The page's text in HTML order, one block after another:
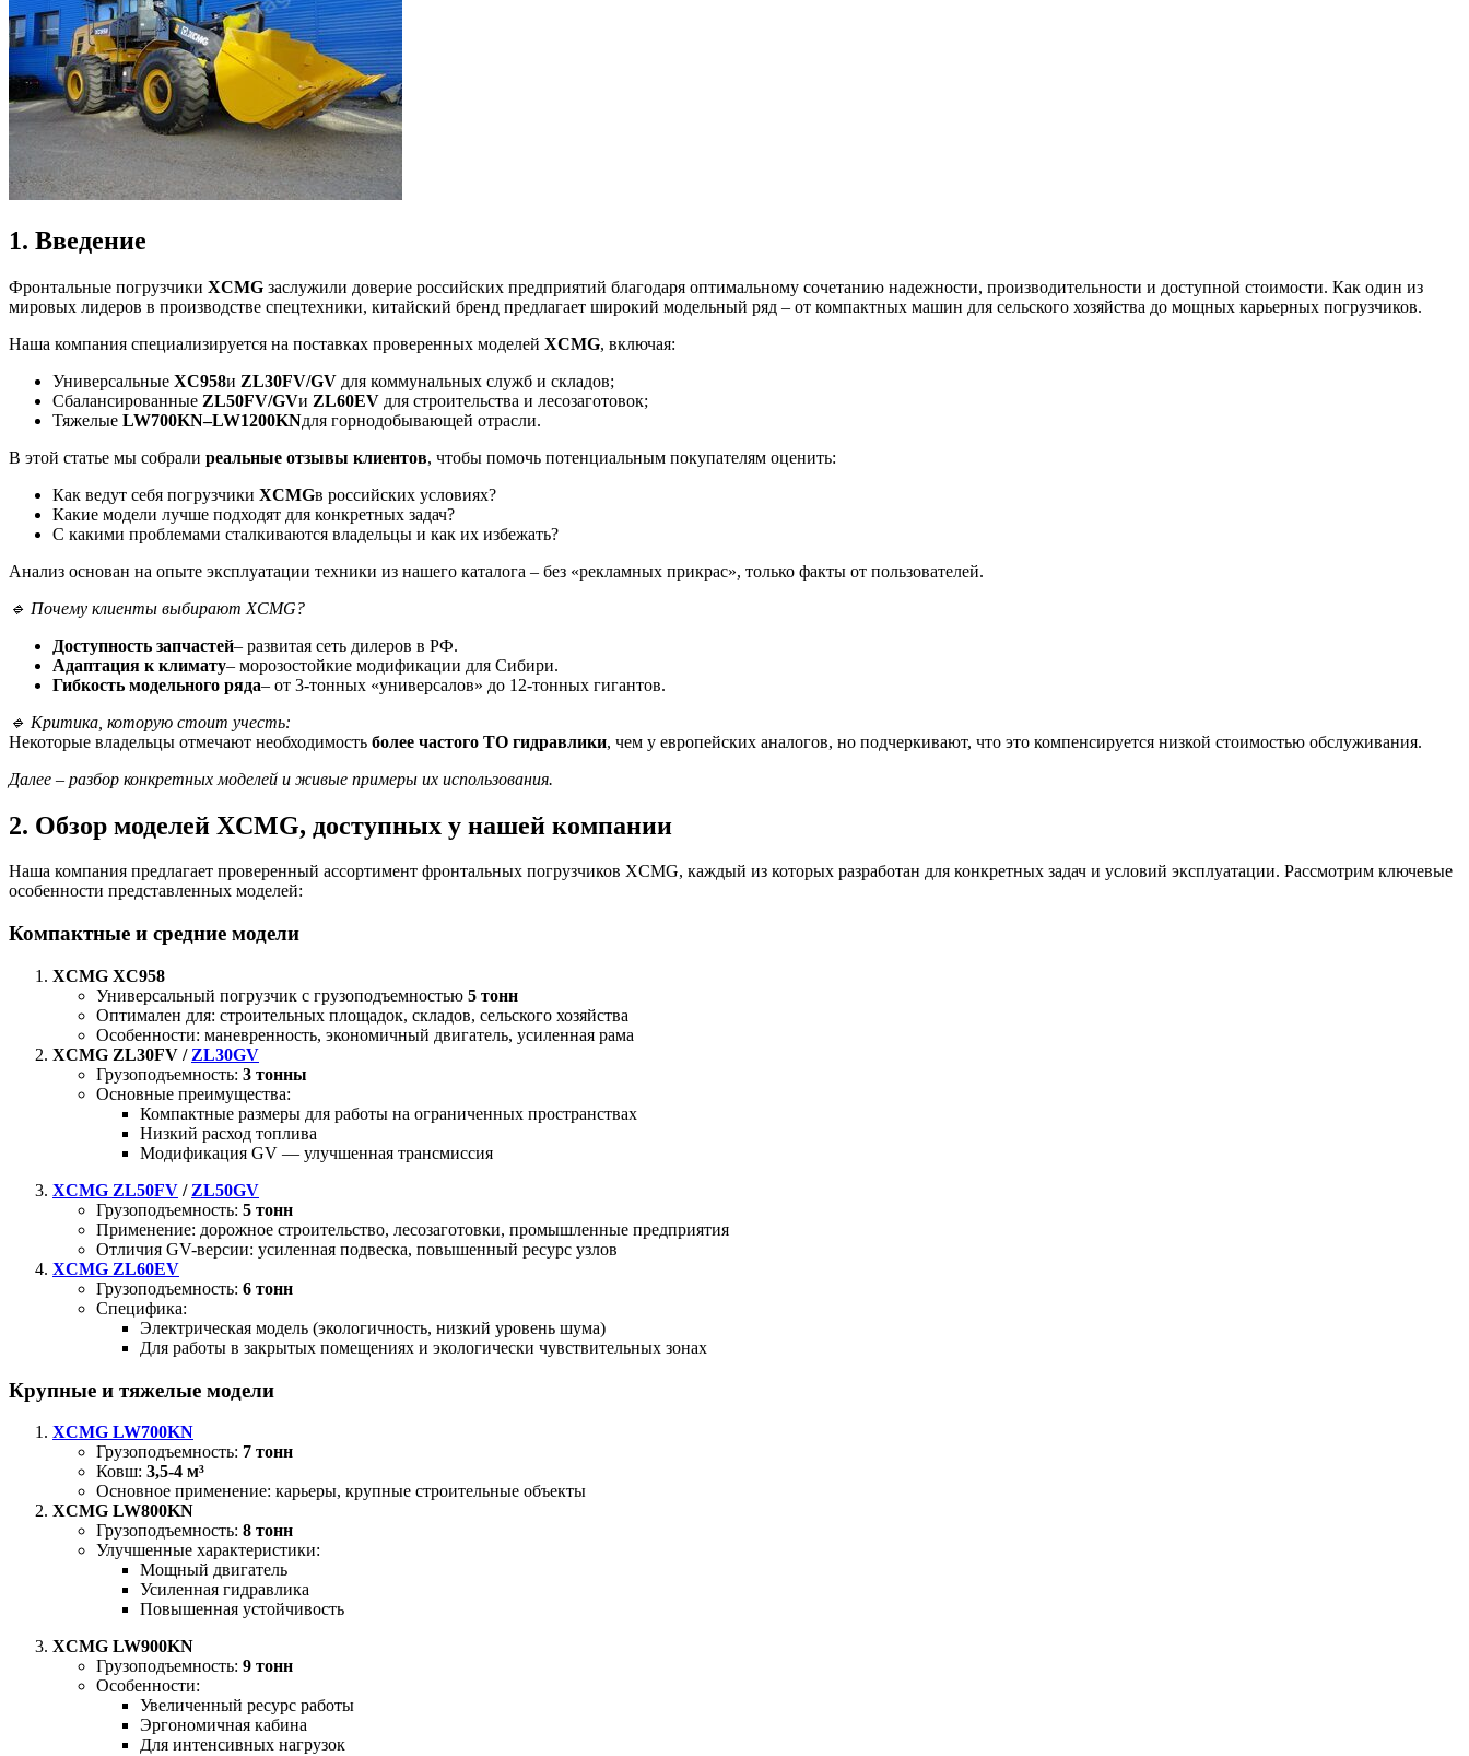
1. Введение
Фронтальные погрузчики XCMG заслужили доверие российских предприятий благодаря оптимальному сочетанию надежности, производительности и доступной стоимости. Как один из
мировых лидеров в производстве спецтехники, китайский бренд предлагает широкий модельный ряд – от компактных машин для сельского хозяйства до мощных карьерных погрузчиков.
Наша компания специализируется на поставках проверенных моделей XCMG, включая:
Универсальные XC958и ZL30FV/GV для коммунальных служб и складов;
Сбалансированные ZL50FV/GVи ZL60EV для строительства и лесозаготовок;
Тяжелые LW700KN–LW1200KNдля горнодобывающей отрасли.
В этой статье мы собрали реальные отзывы клиентов, чтобы помочь потенциальным покупателям оценить:
Как ведут себя погрузчики XCMGв российских условиях?
Какие модели лучше подходят для конкретных задач?
С какими проблемами сталкиваются владельцы и как их избежать?
Анализ основан на опыте эксплуатации техники из нашего каталога – без «рекламных прикрас», только факты от пользователей.
🔹 Почему клиенты выбирают XCMG?
Доступность запчастей– развитая сеть дилеров в РФ.
Адаптация к климату– морозостойкие модификации для Сибири.
Гибкость модельного ряда– от 3-тонных «универсалов» до 12-тонных гигантов.
🔹 Критика, которую стоит учесть:
Некоторые владельцы отмечают необходимость более частого ТО гидравлики, чем у европейских аналогов, но подчеркивают, что это компенсируется низкой стоимостью обслуживания.
Далее – разбор конкретных моделей и живые примеры их использования.
2. Обзор моделей XCMG, доступных у нашей компании
Наша компания предлагает проверенный ассортимент фронтальных погрузчиков XCMG, каждый из которых разработан для конкретных задач и условий эксплуатации. Рассмотрим ключевые
особенности представленных моделей:
Компактные и средние модели
XCMG XC958
Универсальный погрузчик с грузоподъемностью 5 тонн
Оптимален для: строительных площадок, складов, сельского хозяйства
Особенности: маневренность, экономичный двигатель, усиленная рама
XCMG ZL30FV / ZL30GV
Грузоподъемность: 3 тонны
Основные преимущества:
Компактные размеры для работы на ограниченных пространствах
Низкий расход топлива
Модификация GV — улучшенная трансмиссия
XCMG ZL50FV / ZL50GV
Грузоподъемность: 5 тонн
Применение: дорожное строительство, лесозаготовки, промышленные предприятия
Отличия GV-версии: усиленная подвеска, повышенный ресурс узлов
XCMG ZL60EV
Грузоподъемность: 6 тонн
Специфика:
Электрическая модель (экологичность, низкий уровень шума)
Для работы в закрытых помещениях и экологически чувствительных зонах
Крупные и тяжелые модели
XCMG LW700KN
Грузоподъемность: 7 тонн
Ковш: 3,5-4 м³
Основное применение: карьеры, крупные строительные объекты
XCMG LW800KN
Грузоподъемность: 8 тонн
Улучшенные характеристики:
Мощный двигатель
Усиленная гидравлика
Повышенная устойчивость
XCMG LW900KN
Грузоподъемность: 9 тонн
Особенности:
Увеличенный ресурс работы
Эргономичная кабина
Для интенсивных нагрузок